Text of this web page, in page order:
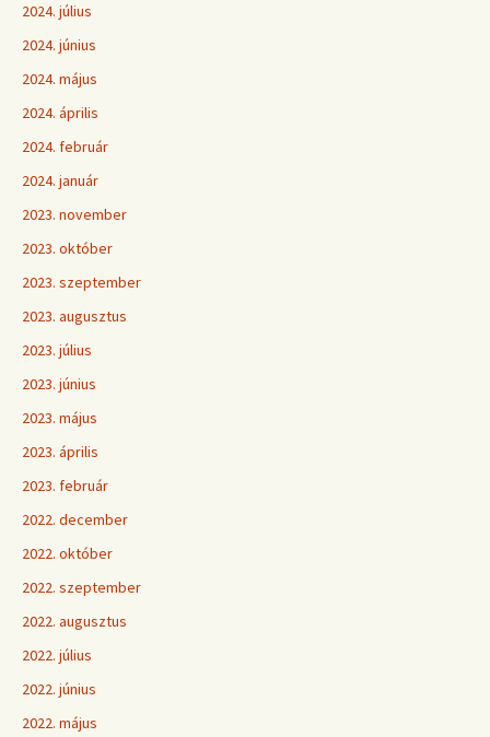
2024. július
2024. június
2024. május
2024. április
2024. február
2024. január
2023. november
2023. október
2023. szeptember
2023. augusztus
2023. július
2023. június
2023. május
2023. április
2023. február
2022. december
2022. október
2022. szeptember
2022. augusztus
2022. július
2022. június
2022. május